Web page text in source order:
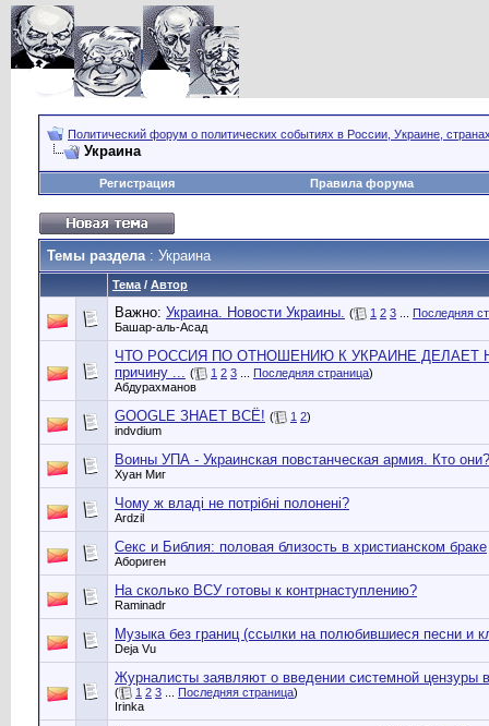
Политический форум о политических событиях в России, Украине,
Украина
Регистрация Правила форума
Темы раздела: Украина
Тема / Автор
Важно: Украина. Новости Украины. ( 1 2 3
Последняя
Башар-аль-Асад
ЧТО РОССИЯ ПО ОТНОШЕНИЮ К УКРАИНЕ ДЕЛАЕТ НЕ
причину ... ( 1 2 3 Последняя страница)
Абдурахманов
GOOGLE ЗНАЕТ ВСЁ! ( 1 2)
indvdium
Воины УПА - Украинская повстанческая армия. Кто они?
Хуан Миг
Чому ж владі не потрібні полонені?
Ardzil
Секс и Библия: половая близость в христианском браке
Абориген
На сколько ВСУ готовы к контрнаступлению?
Raminadr
Музыка без границ (ссылки на полюбившиеся песни и
Deja Vu
Журналисты заявляют о введении системной цензуры
( 1 2 3 Последняя страница)
Irinka